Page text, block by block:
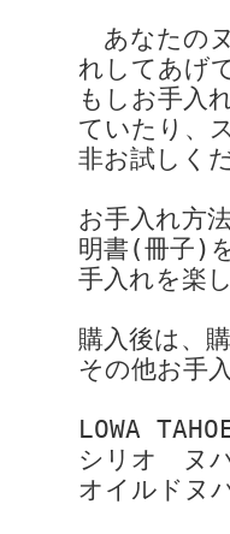
あなたの
れしてあげ
もしお手入
ていたり、
非お試しく
お手入れ方
明書(冊子)
手入れを楽
購入後は、
その他お手
LOWA
シリオ ヌ
オイルドヌ